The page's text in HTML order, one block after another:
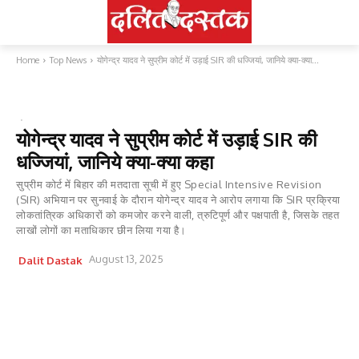
Home Top News योगेन्द्र यादव ने सुप्रीम कोर्ट में उड़ाई SIR की धज्जियां, जानिये क्या-क्या...
योगेन्द्र यादव ने सुप्रीम कोर्ट में उड़ाई SIR की
धज्जियां, जानिये क्या-क्या कहा
सुप्रीम कोर्ट में बिहार की मतदाता सूची में हुए Special Intensive Revision
(SIR) अभियान पर सुनवाई के दौरान योगेन्द्र यादव ने आरोप लगाया कि SIR प्रक्रिया
लोकतांत्रिक अधिकारों को कमजोर करने वाली, त्रुटिपूर्ण और पक्षपाती है, जिसके तहत
लाखों लोगों का मताधिकार छीन लिया गया है।
Dalit Dastak August 13, 2025